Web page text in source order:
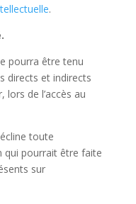
.
pourra être tenu
directs et indirects
lors de l’accès au
toute
qui pourrait être faite
sur